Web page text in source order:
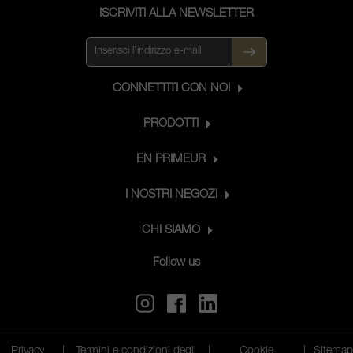
ISCRIVITI ALLA NEWSLETTER
CONNETTITI CON NOI
PRODOTTI
EN PRIMEUR
I NOSTRI NEGOZI
CHI SIAMO
Follow us